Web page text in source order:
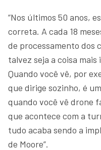
“Nos últimos 50 anos,
correta. A cada 18
de processamento dos
talvez seja a coisa
Quando você vê, por
que dirige sozinho, é
quando você vê drone
que acontece com a
tudo acaba sendo a
de Moore”.